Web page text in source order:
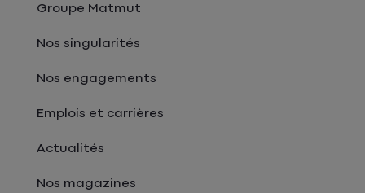
Groupe Matmut
Nos singularités
Nos engagements
Emplois et carrières
Actualités
Nos magazines